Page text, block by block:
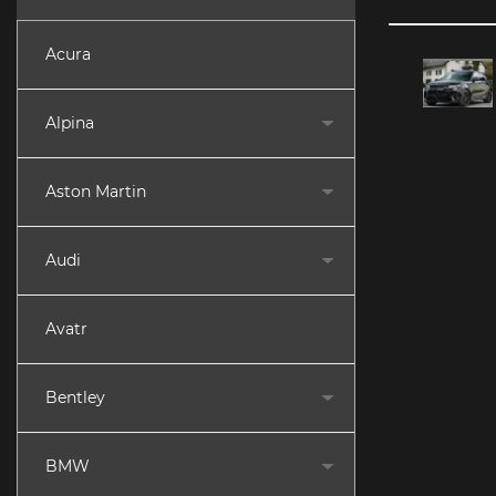
Acura
Alpina
Aston Martin
Audi
Avatr
Bentley
BMW